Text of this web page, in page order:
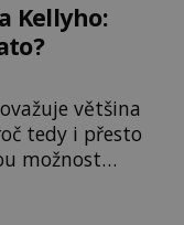
Kellyho:
většina
tedy i přesto
možnost
anglický
Kelly?